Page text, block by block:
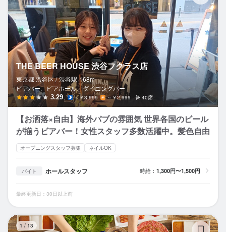
THE BEER HOUSE 渋谷フクラス店
東京都 渋谷区 / 渋谷駅 168m
ビアバー、ビアホール、ダイニングバー
3.29 ～￥3,999 ～￥2,999 40席
【お洒落×自由】海外パブの雰囲気 世界各国のビール
が揃うビアバー！女性スタッフ多数活躍中。髪色自由
オープニングスタッフ募集 ネイルOK
バイト ホールスタッフ 時給： 1,300円〜1,500円
最終更新日：30日以上前
1 / 13